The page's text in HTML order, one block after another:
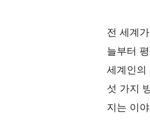
전 세계
늘부터
세계인의
섯 가지
지는 이